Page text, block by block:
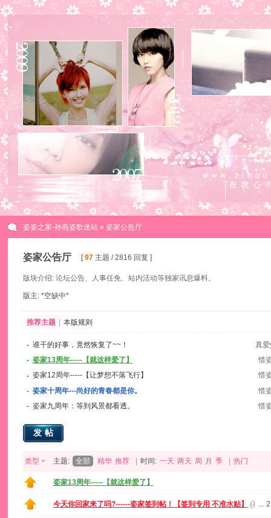
姿姿之家-孙燕姿歌迷站» 姿家公告厅
姿家公告厅 [97主题 / 2816 回复 ]
版块介绍: 论坛公告、人事任免、站内活动等独家讯息爆料。
版主: *空缺中*
推荐主题 本版规则
真
谁干的好事，竟然恢复了~~！
惜
姿家13周年-----【就这样爱了】
惜
姿家12周年-----【让梦想不落飞行】
惜
姿家十周年---尚好的青春都是你。
惜
姿家九周年：等到风景都看透。
发帖
类型 主题: 全部 精华 推荐 时间: 一天 两天 周 月 季 热门
姿家13周年-----【就这样爱了】
今天你回家来了吗?------姿家签到帖！【签到专用 不准水贴】 ... 2